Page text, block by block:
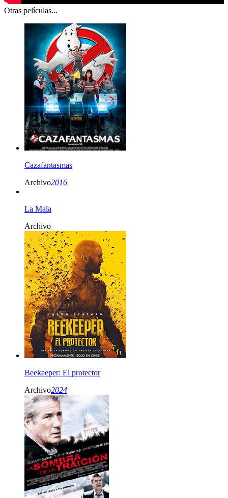
Otras películas...
Cazafantasmas
Archivo2016
La Mala
Archivo
Beekeeper: El protector
Archivo2024